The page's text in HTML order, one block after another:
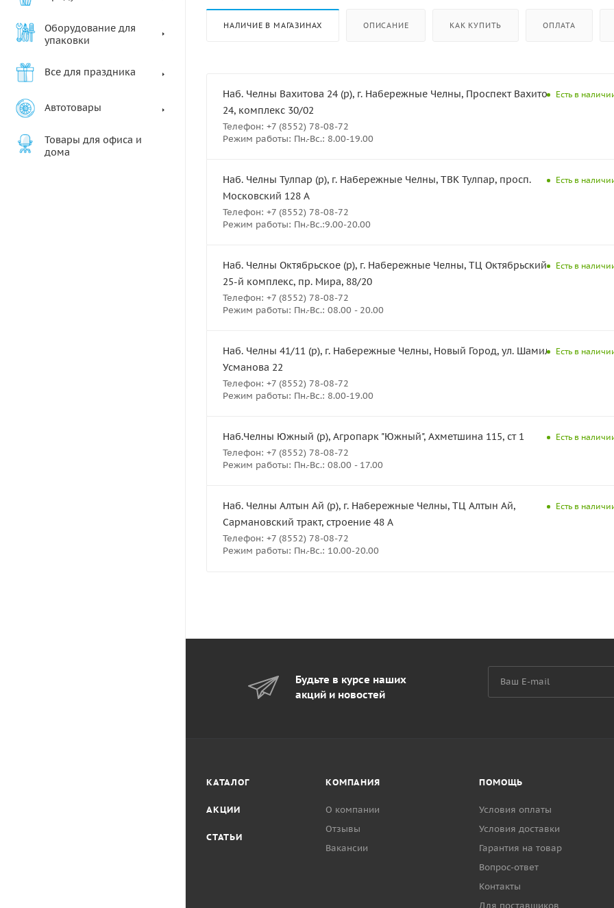
Оборудование для
упаковки
Все для праздника
Автотовары
Товары для офиса и
дома
НАЛИЧИЕ В МАГАЗИНАХ ОПИСАНИЕ КАК КУПИТЬ ОПЛАТА
Наб. Челны Вахитова 24 (р), г. Набережные Челны, Проспект Вахитова
24, комплекс 30/02
Телефон: +7 (8552) 78-08-72
Режим работы: Пн.-Вс.: 8.00-19.00
Есть в
Наб. Челны Тулпар (р), г. Набережные Челны, ТВК Тулпар, просп.
Московский 128 А
Телефон: +7 (8552) 78-08-72
Режим работы: Пн.-Вс.:9.00-20.00
Есть в
Наб. Челны Октябрьское (р), г. Набережные Челны, ТЦ Октябрьский,
25-й комплекс, пр. Мира, 88/20
Телефон: +7 (8552) 78-08-72
Режим работы: Пн.-Вс.: 08.00 - 20.00
Есть в
Наб. Челны 41/11 (р), г. Набережные Челны, Новый Город, ул. Шамиля
Усманова 22
Телефон: +7 (8552) 78-08-72
Режим работы: Пн.-Вс.: 8.00-19.00
Есть в
Наб.Челны Южный (р), Агропарк "Южный", Ахметшина 115, ст 1
Телефон: +7 (8552) 78-08-72
Режим работы: Пн.-Вс.: 08.00 - 17.00
Есть в
Наб. Челны Алтын Ай (р), г. Набережные Челны, ТЦ Алтын Ай,
Сармановский тракт, строение 48 А
Телефон: +7 (8552) 78-08-72
Режим работы: Пн.-Вс.: 10.00-20.00
Есть в
Будьте в курсе наших
акций и новостей
КАТАЛОГ
АКЦИИ
СТАТЬИ
КОМПАНИЯ
О компании
Отзывы
Вакансии
ПОМОЩЬ
Условия оплаты
Условия доставки
Гарантия на товар
Вопрос-ответ
Контакты
Для поставщиков